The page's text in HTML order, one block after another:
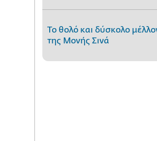
Το θολό και δύσκολο
της Μονής Σινά